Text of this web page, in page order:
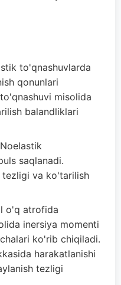
to'qnashuvlarda
qonunlari
misolida
balandliklari
Noelastik
saqlanadi.
tezligi va ko'tarilish
o'q atrofida
inersiya momenti
ko'rib chiqiladi.
harakatlanishi
tezligi